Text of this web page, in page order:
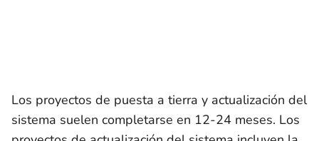
Los proyectos de puesta a tierra y actualización del
sistema suelen completarse en 12-24 meses. Los